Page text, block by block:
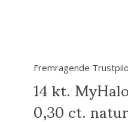
Fremragende
14 kt.
0,30 ct.